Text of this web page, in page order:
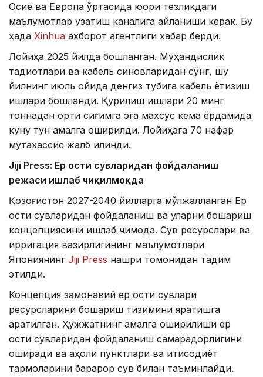
Осиё ва Европа ўртасида юқори тезликдаги
маълумотлар узатиш каналига айланиши керак. Бу
ҳақда Xinhua ахборот агентлиги хабар берди.
Лойиҳа 2025 йилда бошланган. Муҳандислик
тадқиқотлари ва кабель синовларидан сўнг, шу
йилнинг июль ойида денгиз тубига кабель ётқизиш
ишлари бошланди. Қурилиш ишлари 20 минг
тоннадан ортиқ сиғимга эга махсус кема ёрдамида
куну тун амалга оширилди. Лойиҳага 70 нафар
мутахассис жалб қилинди.
Jiji Press: Ер ости сувларидан фойдаланиш
режаси ишлаб чиқилмоқда
Қозоғистон 2027-2040 йилларга мўлжалланган Ер
ости сувларидан фойдаланиш ва уларни бошқариш
концепциясини ишлаб чиқмоқда. Сув ресурслари ва
ирригация вазирлигининг маълумотлари
Япониянинг Jiji Press нашри томонидан тақдим
этилди.
Концепция замонавий ер ости сувлари
ресурсларини бошқариш тизимини яратишга
қаратилган. Ҳужжатнинг амалга оширилиши ер
ости сувларидан фойдаланиш самарадорлигини
оширади ва аҳоли пунктлари ва иқтисодиёт
тармоқларини барқарор сув билан таъминлайди.